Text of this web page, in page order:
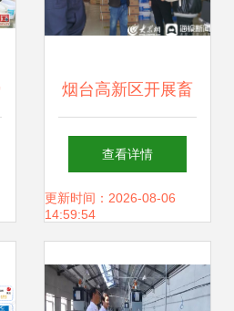
烟台高新区开展畜
牧渔业饲料专项执
法检查 守护群
查看详情
更新时间：2026-08-06
14:59:54